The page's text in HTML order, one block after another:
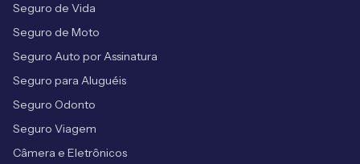
Seguro de Vida
Seguro de Moto
Seguro Auto por Assinatura
Seguro para Aluguéis
Seguro Odonto
Seguro Viagem
Câmera e Eletrônicos